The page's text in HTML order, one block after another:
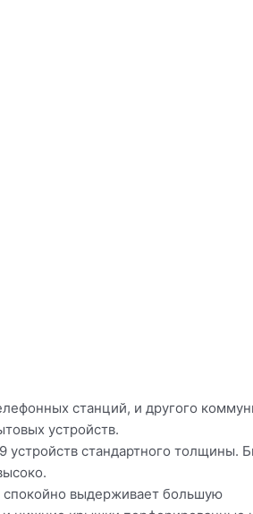
станций, и другого
устройств.
устройств стандартного
спокойно выдерживает большую